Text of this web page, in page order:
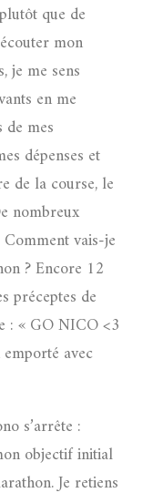
que de
mon
je me sens
en me
mes
dépenses et
de la course, le
nombreux
vais-je
? Encore 12
préceptes de
: « GO NICO <3
avec
s’arrête :
objectif initial
Je retiens